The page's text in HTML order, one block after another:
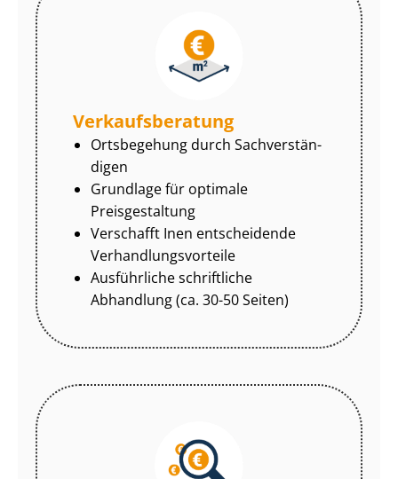
Ver­kaufs­be­ra­tung
Ortsbegehung durch Sach­ver­stän­
di­gen
Grundlage für optimale
Preisgestaltung
Verschafft Inen entscheidende
Ver­hand­lungs­vor­tei­le
Ausführliche schriftliche
Abhandlung (ca. 30-50 Seiten)